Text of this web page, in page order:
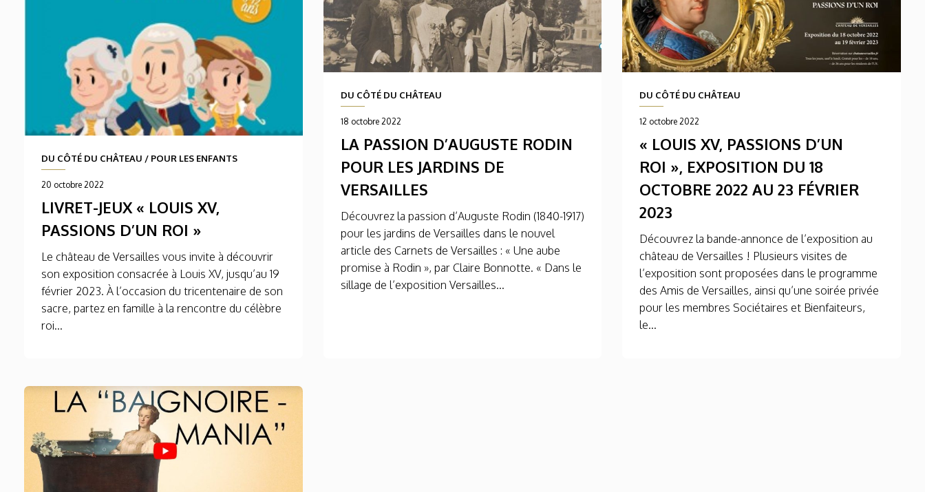
DU CÔTÉ DU CHÂTEAU / POUR LES ENFANTS
20 octobre 2022
LIVRET-JEUX « LOUIS XV,
PASSIONS D’UN ROI »
Le château de Versailles vous invite à découvrir
son exposition consacrée à Louis XV, jusqu’au 19
février 2023. À l’occasion du tricentenaire de son
sacre, partez en famille à la rencontre du célèbre
roi...
DU CÔTÉ DU CHÂTEAU
18 octobre 2022
LA PASSION D’AUGUSTE RODIN
POUR LES JARDINS DE
VERSAILLES
Découvrez la passion d’Auguste Rodin (1840-1917)
pour les jardins de Versailles dans le nouvel
article des Carnets de Versailles : « Une aube
promise à Rodin », par Claire Bonnotte. « Dans le
sillage de l’exposition Versailles...
DU CÔTÉ DU CHÂTEAU
12 octobre 2022
« LOUIS XV, PASSIONS D’UN
ROI », EXPOSITION DU 18
OCTOBRE 2022 AU 23 FÉVRIER
2023
Découvrez la bande-annonce de l’exposition au
château de Versailles ! Plusieurs visites de
l’exposition sont proposées dans le programme
des Amis de Versailles, ainsi qu’une soirée privée
pour les membres Sociétaires et Bienfaiteurs,
le...